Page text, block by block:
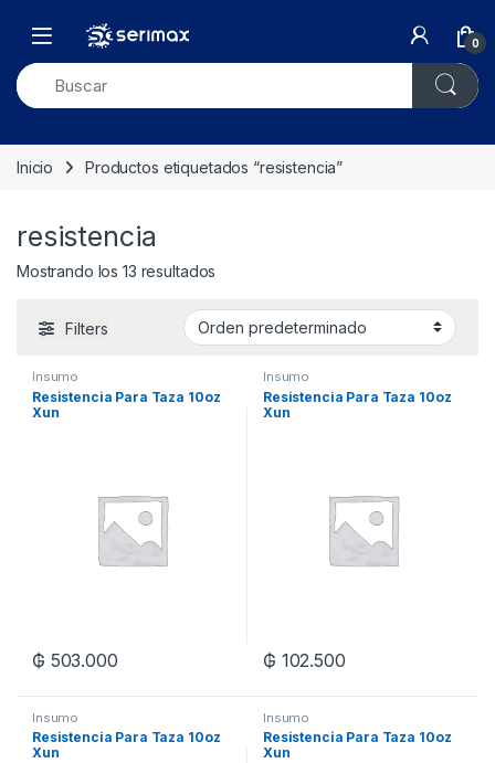
Open 0
Inicio Productos etiquetados “resistencia”
resistencia
Mostrando los 13 resultados
Filters
Insumo
Resistencia Para Taza 10oz
Xun
₲ 503.000
Insumo
Resistencia Para Taza 10oz
Xun
₲ 102.500
Insumo
Resistencia Para Taza 10oz
Xun
Insumo
Resistencia Para Taza 10oz
Xun